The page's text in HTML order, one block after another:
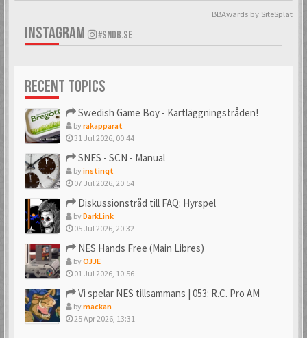
6 Mar 2018
Todd Snap
BBAwards by SiteSplat
INSTAGRAM #SNDB.SE
RECENT TOPICS
Swedish Game Boy - Kartläggningstråden!
byrakapparat
31 Jul 2026, 00:44
SNES - SCN - Manual
byinstinqt
07 Jul 2026, 20:54
Diskussionstråd till FAQ: Hyrspel
byDarkLink
05 Jul 2026, 20:32
NES Hands Free (Main Libres)
byOJJE
01 Jul 2026, 10:56
Vi spelar NES tillsammans | 053: R.C. Pro AM
bymackan
25 Apr 2026, 13:31